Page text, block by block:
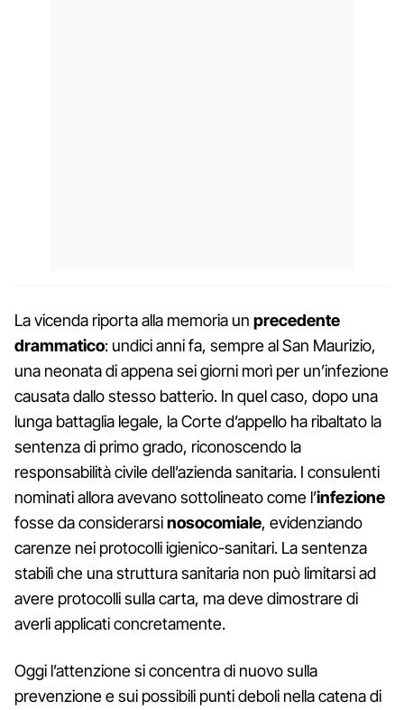
La vicenda riporta alla memoria un precedente
drammatico: undici anni fa, sempre al San Maurizio,
una neonata di appena sei giorni morì per un’infezione
causata dallo stesso batterio. In quel caso, dopo una
lunga battaglia legale, la Corte d’appello ha ribaltato la
sentenza di primo grado, riconoscendo la
responsabilità civile dell’azienda sanitaria. I consulenti
nominati allora avevano sottolineato come l’infezione
fosse da considerarsinosocomiale, evidenziando
carenze nei protocolli igienico-sanitari. La sentenza
stabilì che una struttura sanitaria non può limitarsi ad
avere protocolli sulla carta, ma deve dimostrare di
averli applicati concretamente.
Oggi l’attenzione si concentra di nuovo sulla
prevenzione e sui possibili punti deboli nella catena di